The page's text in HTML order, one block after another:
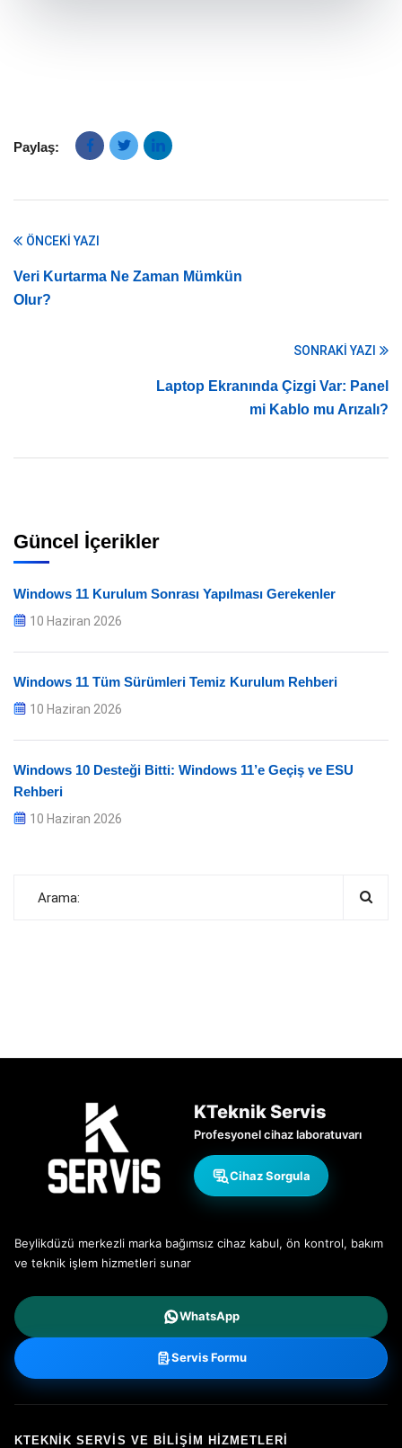
Paylaş:
ÖNCEKI YAZI
Veri Kurtarma Ne Zaman Mümkün
Olur?
SONRAKI YAZI
Laptop Ekranında Çizgi Var: Panel
mi Kablo mu Arızalı?
Güncel İçerikler
Windows 11 Kurulum Sonrası Yapılması Gerekenler
10 Haziran 2026
Windows 11 Tüm Sürümleri Temiz Kurulum Rehberi
10 Haziran 2026
Windows 10 Desteği Bitti: Windows 11’e Geçiş ve ESU
Rehberi
10 Haziran 2026
KTeknik Servis
Profesyonel cihaz laboratuvarı
Cihaz Sorgula
Beylikdüzü merkezli marka bağımsız cihaz kabul, ön kontrol, bakım
ve teknik işlem hizmetleri sunar
WhatsApp
Servis Formu
KTEKNIK SERVIS VE BILIŞIM HIZMETLERI